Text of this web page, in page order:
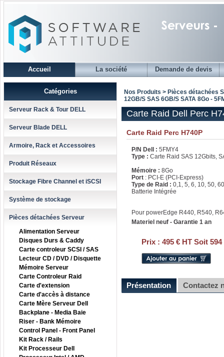
Accueil La société Demande de devis
Catégories
Serveur Rack & Tour DELL
Serveur Blade DELL
Armoire, Rack et Accessoires
Produit Réseaux
Stockage Fibre Channel et iSCSI
Système de stockage
Pièces détachées Serveur
Alimentation Serveur
Disques Durs & Caddy
Carte controleur SCSI / SAS
Lecteur CD / DVD / Disquette
Mémoire Serveur
Carte Controleur Raid
Carte d'extension
Carte d'accès à distance
Carte Mère Serveur Dell
Backplane - Media Baie
Riser - Bank Mémoire
Control Panel - Front Panel
Kit Rack / Rails
Kit Processeur Dell
Nos Produits > Pièces détachées
12GB/S SAS 6GB/S SATA 8Go -
Carte Raid Dell Perc
Carte Raid Perc H740P
P/N Dell : 5FMY4
Type : Carte Raid SAS 12Gbits,
Mémoire : 8Go
Port : PCI-E (PCI-Express)
Type de Raid : 0,1, 5, 6, 10, 50, 60
Batterie Intégrée
Pour powerEdge R440, R540,
Materiel neuf - Garantie 1 an
Prix : 495 € HT Soit 594
Présentation Contactez